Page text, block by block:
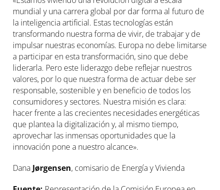
mundial y una carrera global por dar forma al futuro de
la inteligencia artificial. Estas tecnologías están
transformando nuestra forma de vivir, de trabajar y de
impulsar nuestras economías. Europa no debe limitarse
a participar en esta transformación, sino que debe
liderarla. Pero este liderazgo debe reflejar nuestros
valores, por lo que nuestra forma de actuar debe ser
responsable, sostenible y en beneficio de todos los
consumidores y sectores. Nuestra misión es clara:
hacer frente a las crecientes necesidades energéticas
que plantea la digitalización y, al mismo tiempo,
aprovechar las inmensas oportunidades que la
innovación pone a nuestro alcance».
Dana Jørgensen, comisario de Energía y Vivienda